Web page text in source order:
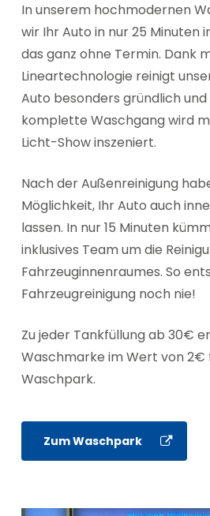
In unserem hochmodernen
wir Ihr Auto in nur 25 Minuten
das ganz ohne Termin. Dank
Lineartechnologie reinigt
Auto besonders gründlich
komplette Waschgang wird
Licht-Show inszeniert.
Nach der Außenreinigung
Möglichkeit, Ihr Auto auch
lassen. In nur 15 Minuten
inklusives Team um die
Fahrzeuginnenraumes. So
Fahrzeugreinigung noch nie!
Zu jeder Tankfüllung ab 30€
Waschmarke im Wert von 2€
Waschpark.
Zum Waschpark